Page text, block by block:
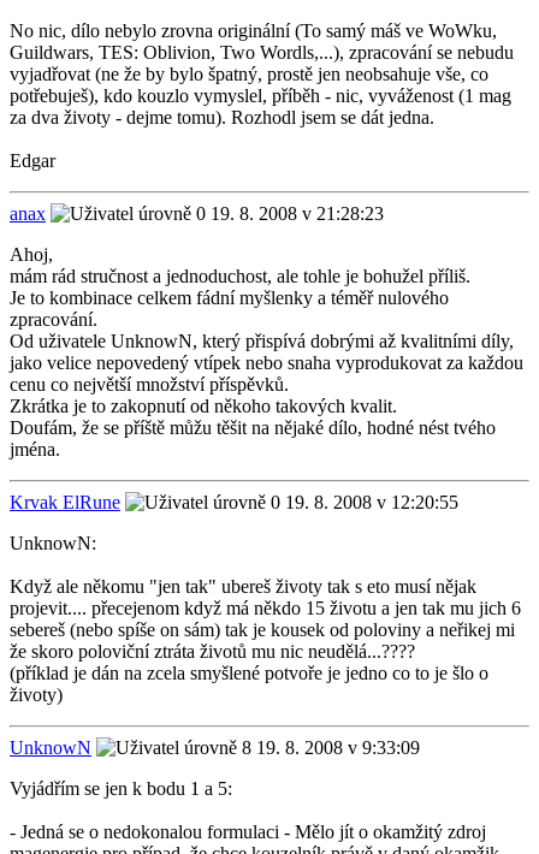
No nic, dílo nebylo zrovna originální (To samý máš ve WoWku,
Guildwars, TES: Oblivion, Two Wordls,...), zpracování se nebudu
vyjadřovat (ne že by bylo špatný, prostě jen neobsahuje vše, co
potřebuješ), kdo kouzlo vymyslel, příběh - nic, vyváženost (1 mag
za dva životy - dejme tomu). Rozhodl jsem se dát jedna.
Edgar
anax
19. 8. 2008 v 21:28:23
Ahoj,
mám rád stručnost a jednoduchost, ale tohle je bohužel příliš.
Je to kombinace celkem fádní myšlenky a téměř nulového
zpracování.
Od uživatele UnknowN, který přispívá dobrými až kvalitními díly,
jako velice nepovedený vtípek nebo snaha vyprodukovat za každou
cenu co největší množství příspěvků.
Zkrátka je to zakopnutí od někoho takových kvalit.
Doufám, že se příště můžu těšit na nějaké dílo, hodné nést tvého
jména.
Krvak ElRune
19. 8. 2008 v 12:20:55
UnknowN:
Když ale někomu "jen tak" ubereš životy tak s eto musí nějak
projevit.... přecejenom když má někdo 15 životu a jen tak mu jich 6
sebereš (nebo spíše on sám) tak je kousek od poloviny a neřikej mi
že skoro poloviční ztráta životů mu nic neudělá...????
(příklad je dán na zcela smyšlené potvoře je jedno co to je šlo o
životy)
UnknowN
19. 8. 2008 v 9:33:09
Vyjádřím se jen k bodu 1 a 5:
- Jedná se o nedokonalou formulaci - Mělo jít o okamžitý zdroj